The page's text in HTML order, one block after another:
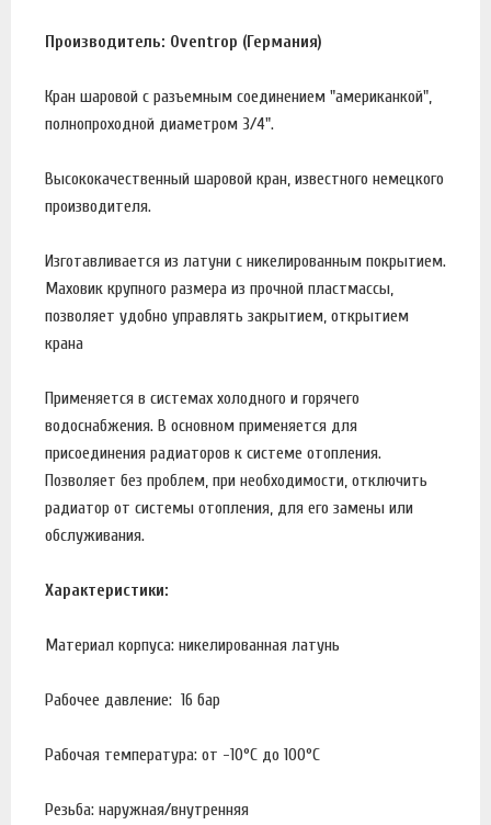
Производитель: Oventrop (Германия)
Кран шаровой с разъемным соединением "американкой",
полнопроходной диаметром 3/4".
Высококачественный шаровой кран, известного немецкого
производителя.
Изготавливается из латуни с никелированным покрытием.
Маховик крупного размера из прочной пластмассы,
позволяет удобно управлять закрытием, открытием
крана
Применяется в системах холодного и горячего
водоснабжения. В основном применяется для
присоединения радиаторов к системе отопления.
Позволяет без проблем, при необходимости, отключить
радиатор от системы отопления, для его замены или
обслуживания.
Характеристики:
Материал корпуса: никелированная латунь
Рабочее давление: 16 бар
Рабочая температура: от -10°С до 100°С
Резьба: наружная/внутренняя